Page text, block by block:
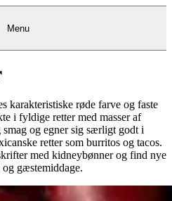
TeambuildingTeambuilding
rådgivningProjekter &
Eventkalender
Mit Meyers
Menu
karakteristiske røde farve og faste
i fyldige retter med masser af
og egner sig særligt godt i
retter som burritos og tacos.
med kidneybønner og find nye
gæstemiddage.